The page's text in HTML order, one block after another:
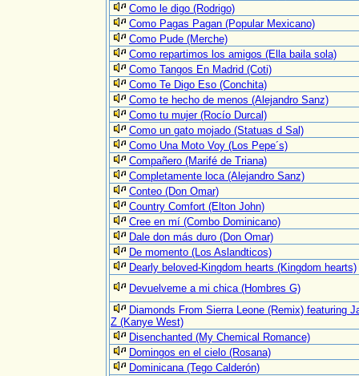
Como le digo (Rodrigo)
Como Pagas Pagan (Popular Mexicano)
Como Pude (Merche)
Como repartimos los amigos (Ella baila sola)
Como Tangos En Madrid (Coti)
Como Te Digo Eso (Conchita)
Como te hecho de menos (Alejandro Sanz)
Como tu mujer (Rocío Durcal)
Como un gato mojado (Statuas d Sal)
Como Una Moto Voy (Los Pepe´s)
Compañero (Marifé de Triana)
Completamente loca (Alejandro Sanz)
Conteo (Don Omar)
Country Comfort (Elton John)
Cree en mí (Combo Dominicano)
Dale don más duro (Don Omar)
De momento (Los Aslandticos)
Dearly beloved-Kingdom hearts (Kingdom hearts)
Devuelveme a mi chica (Hombres G)
Diamonds From Sierra Leone (Remix) featuring
Z (Kanye West)
Disenchanted (My Chemical Romance)
Domingos en el cielo (Rosana)
Dominicana (Tego Calderón)